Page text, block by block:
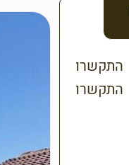
התקשרו
התקשרו